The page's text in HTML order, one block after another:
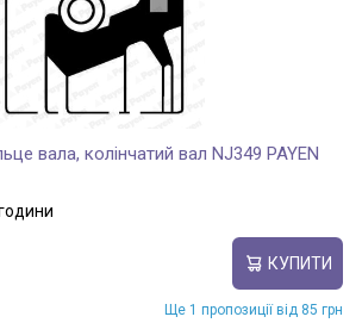
вала, колінчатий вал NJ349 PAYEN
КУПИТИ
Ще 1 пропозиції від 85 грн